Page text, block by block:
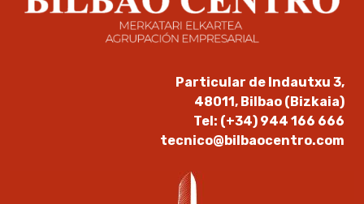
Particular de Indautxu 3,
48011, Bilbao (Bizkaia)
Tel: (+34) 944 166 666
tecnico@bilbaocentro.com